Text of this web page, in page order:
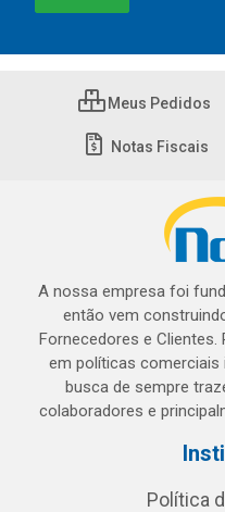
Meus Pedidos
Notas Fiscais
A nossa empresa foi
então vem
Fornecedores e
em políticas comerciais
busca de sempre
colaboradores e
Política